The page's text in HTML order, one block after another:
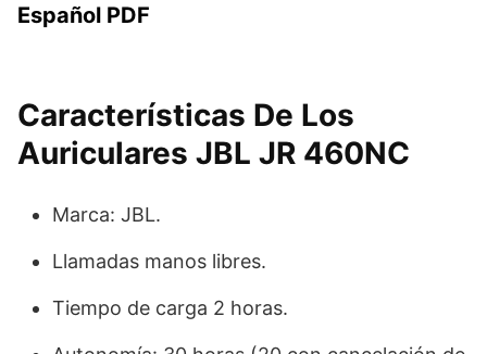
Español PDF
Características De Los
Auriculares JBL JR 460NC
Marca: JBL.
Llamadas manos libres.
Tiempo de carga 2 horas.